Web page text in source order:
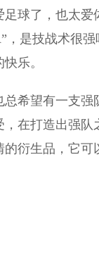
了，也太爱
是技战术很
乐。
望有一支强
在打造出强
衍生品，它可